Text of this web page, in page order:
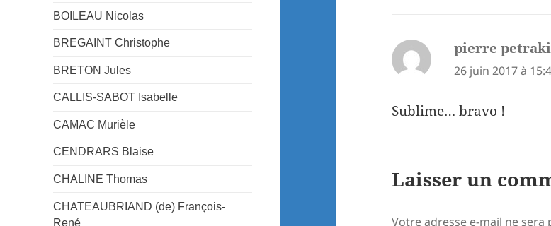
BOILEAU Nicolas
BREGAINT Christophe
BRETON Jules
CALLIS-SABOT Isabelle
CAMAC Murièle
CENDRARS Blaise
CHALINE Thomas
CHATEAUBRIAND (de) François-
René
pierre petraki
26 juin 2017 à
Sublime… bravo !
Laisser un
Votre adresse e-mail ne sera